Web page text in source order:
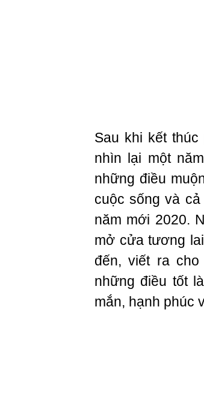
Sau khi kết
nhìn lại một
những điều
cuộc sống và
năm mới 2020.
mở cửa tương
đến, viết ra
những điều tốt
mắn, hạnh phúc